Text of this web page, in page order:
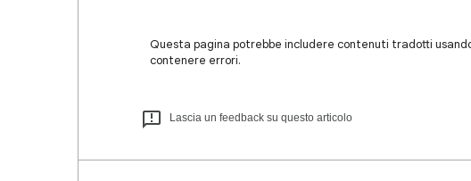
Questa pagina potrebbe includere contenuti tradotti
contenere errori.
Lascia un feedback su questo articolo